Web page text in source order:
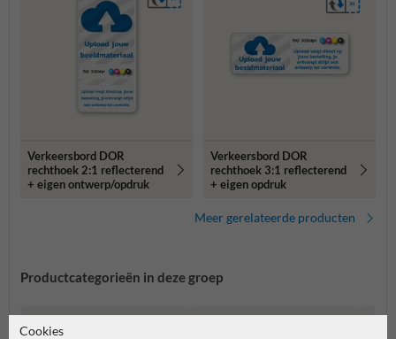
Verkeersbord DOR
rechthoek 2:1 reflecterend
+ eigen ontwerp/opdruk
Verkeersbord DOR
rechthoek 3:1 reflecterend
+ eigen opdruk
Meer gerelateerde producten
Productcategorieën in deze groep
Cookies